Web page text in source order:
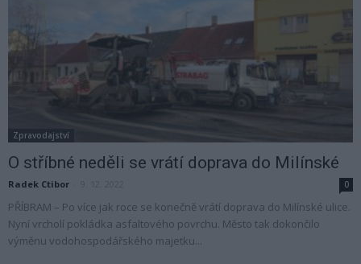
Zpravodajství
O stříbné neděli se vrátí doprava do Milínské
Radek Ctibor 0
PŘÍBRAM – Po více jak roce se konečně vrátí doprava do Milínské ulice.
Nyní vrcholí pokládka asfaltového povrchu. Město tak dokončilo
výměnu vodohospodářského majetku...